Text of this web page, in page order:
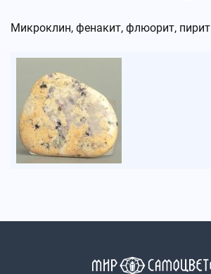
Микроклин, фенакит, флюорит, пирит